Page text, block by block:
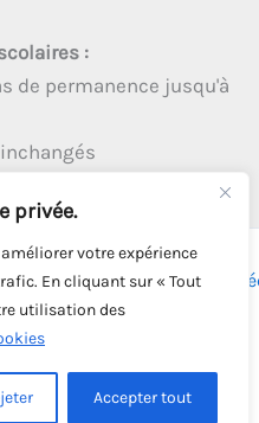
privée.
votre expérience
En cliquant sur « Tout
utilisation des
Accepter tout
:
de permanence jusqu'à
réservés - | Webmaster